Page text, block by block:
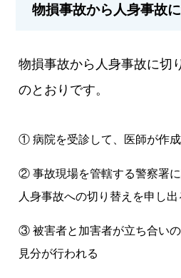
物損事故から人身事故
物損事故から人身事故に切
のとおりです。
① 病院を受診して、医師が作
② 事故現場を管轄する警察署に
人身事故への切り替えを申し出
③ 被害者と加害者が立ち合い
見分が行われる